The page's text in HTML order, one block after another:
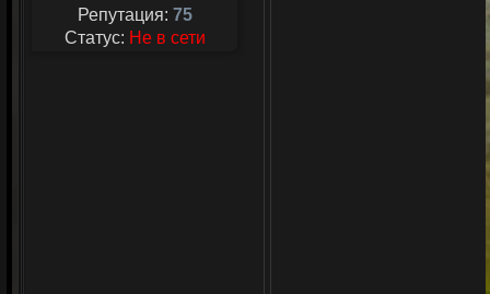
Репутация: 75
Статус: Не в сети